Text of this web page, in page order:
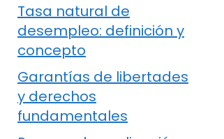
Tasa natural de
desempleo: definición y
concepto
Garantías de libertades
y derechos
fundamentales